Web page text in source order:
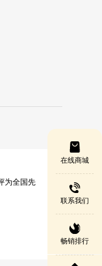
在线商城
联系我们
畅销排行
为全国先